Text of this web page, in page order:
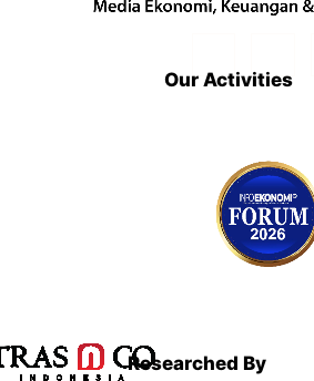
Our Activities
Researched By